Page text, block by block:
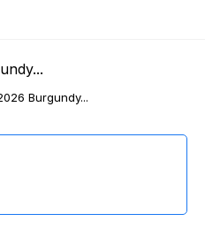
Burgundy...